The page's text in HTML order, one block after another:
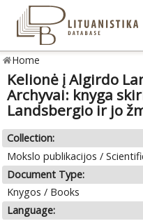
Home
Kelionė į Algirdo
Archyvai: knyga
Landsbergio ir jo
Collection:
Mokslo publikacijos /
Document Type:
Knygos / Books
Language: